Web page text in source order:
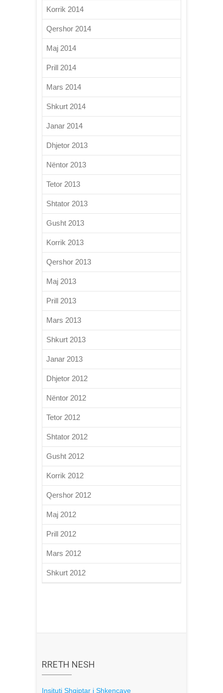
Korrik 2014
Qershor 2014
Maj 2014
Prill 2014
Mars 2014
Shkurt 2014
Janar 2014
Dhjetor 2013
Nëntor 2013
Tetor 2013
Shtator 2013
Gusht 2013
Korrik 2013
Qershor 2013
Maj 2013
Prill 2013
Mars 2013
Shkurt 2013
Janar 2013
Dhjetor 2012
Nëntor 2012
Tetor 2012
Shtator 2012
Gusht 2012
Korrik 2012
Qershor 2012
Maj 2012
Prill 2012
Mars 2012
Shkurt 2012
RRETH NESH
Insituti Shqiptar i Shkencave